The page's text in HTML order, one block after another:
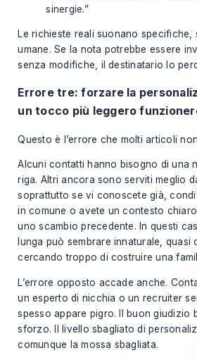
sinergie.”
Le richieste reali suonano specifiche,
umane. Se la nota potrebbe essere
senza modifiche, il destinatario lo
Errore tre: forzare la
un tocco più leggero
Questo è l’errore che molti articoli
Alcuni contatti hanno bisogno di una
riga. Altri ancora sono serviti meglio
soprattutto se vi conoscete già,
in comune o avete un contesto
uno scambio precedente. In questi
lunga può sembrare innaturale, quasi
cercando troppo di costruire una
L’errore opposto accade anche.
un esperto di nicchia o un recruiter
spesso appare pigro. Il buon giudizio
sforzo. Il livello sbagliato di
comunque la mossa sbagliata.